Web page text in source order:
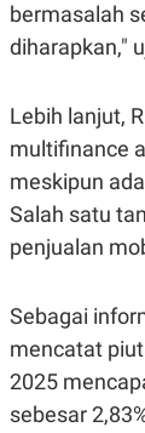
S
A
T
A
A
G
E
K
O
N
T
N
L
I
P
S
S
JARINGAN
KP
bermasalah
diharapkan,"
Lebih lanjut,
multifinance
meskipun
Salah satu
penjualan
Sebagai
mencatat
2025
sebesar